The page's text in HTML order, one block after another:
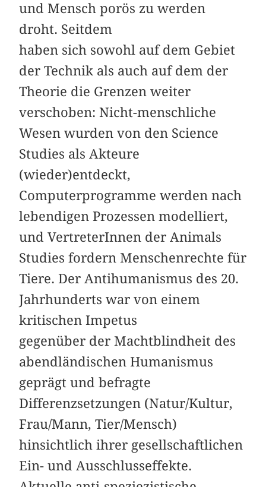
und Mensch porös zu werden
droht. Seitdem
haben sich sowohl auf dem Gebiet
der Technik als auch auf dem der
Theorie die Grenzen weiter
verschoben: Nicht-menschliche
Wesen wurden von den Science
Studies als Akteure
(wieder)entdeckt,
Computerprogramme werden nach
lebendigen Prozessen modelliert,
und VertreterInnen der Animals
Studies fordern Menschenrechte für
Tiere. Der Antihumanismus des 20.
Jahrhunderts war von einem
kritischen Impetus
gegenüber der Machtblindheit des
abendländischen Humanismus
geprägt und befragte
Differenzsetzungen (Natur/Kultur,
Frau/Mann, Tier/Mensch)
hinsichtlich ihrer gesellschaftlichen
Ein- und Ausschlusseffekte.